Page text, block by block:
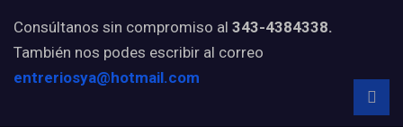
Consúltanos sin compromiso al 343-4384338.
También nos podes escribir al correo
entreriosya@hotmail.com